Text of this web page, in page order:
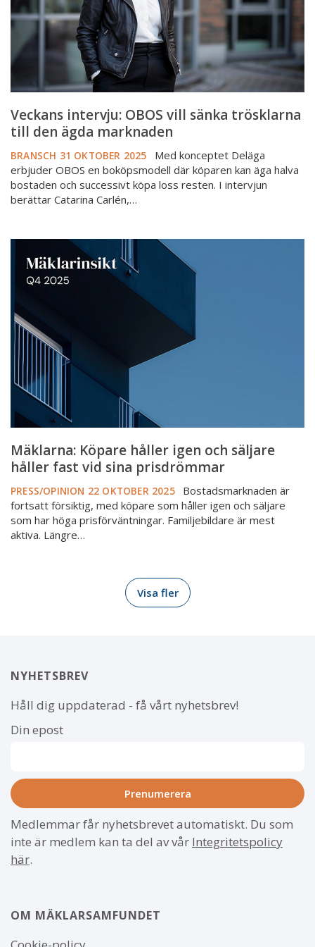
den
ägda
marknaden
Veckans intervju: OBOS vill sänka trösklarna
till den ägda marknaden
BRANSCH 31 OKTOBER 2025
Med konceptet Deläga
erbjuder OBOS en boköpsmodell där köparen kan äga halva
bostaden och successivt köpa loss resten. I intervjun
berättar Catarina Carlén,…
Mäklarna:
Köpare
håller
säljare
håller
fast
sina
prisdrömmar
Mäklarna: Köpare håller igen och säljare
håller fast vid sina prisdrömmar
PRESS/OPINION 22 OKTOBER 2025
Bostadsmarknaden är
fortsatt försiktig, med köpare som håller igen och säljare
som har höga prisförväntningar. Familjebildare är mest
aktiva. Längre…
Visa fler
NYHETSBREV
Håll dig uppdaterad - få vårt nyhetsbrev!
Din epost
Medlemmar får nyhetsbrevet automatiskt. Du som
inte är medlem kan ta del av vår Integritetspolicy
här.
OM MÄKLARSAMFUNDET
Om